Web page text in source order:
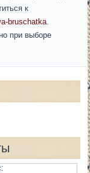
к
bruschatka.
при выборе